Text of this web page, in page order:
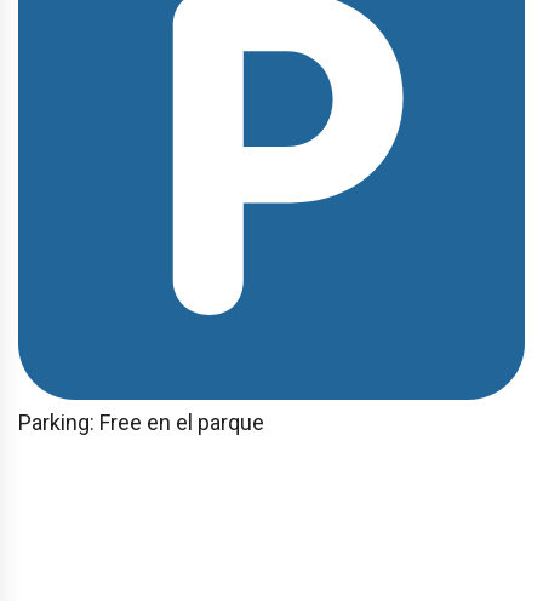
Parking: Free en el parque